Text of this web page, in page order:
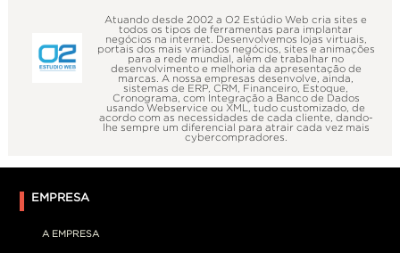
Atuando desde 2002 a O2 Estúdio Web cria sites e
todos os tipos de ferramentas para implantar
negócios na internet. Desenvolvemos lojas virtuais,
portais dos mais variados negócios, sites e animações
para a rede mundial, além de trabalhar no
desenvolvimento e melhoria da apresentação de
marcas. A nossa empresas desenvolve, ainda,
sistemas de ERP, CRM, Financeiro, Estoque,
Cronograma, com Integração a Banco de Dados
usando Webservice ou XML, tudo customizado, de
acordo com as necessidades de cada cliente, dando-
lhe sempre um diferencial para atrair cada vez mais
cybercompradores.
EMPRESA
A EMPRESA